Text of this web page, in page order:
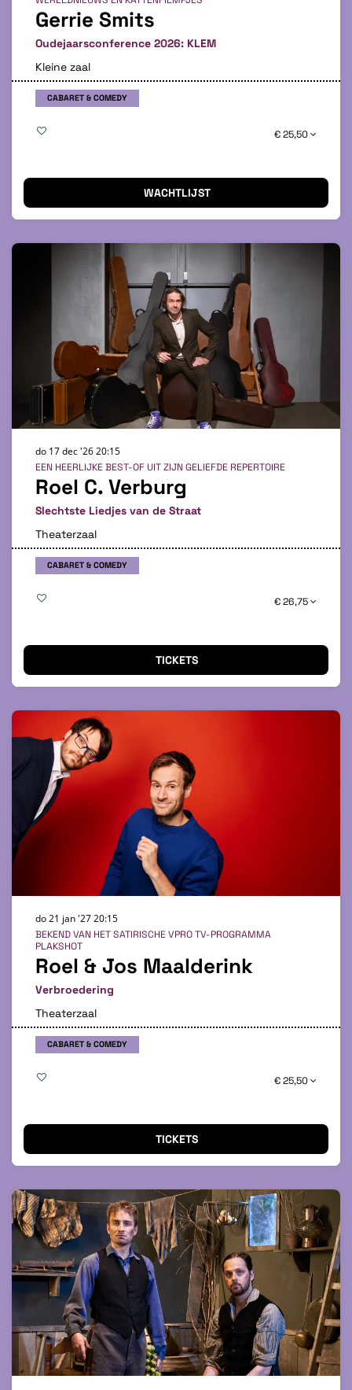
Gerrie Smits
Oudejaarsconference 2026: KLEM
Kleine zaal
CABARET & COMEDY
€ 25,50
WACHTLIJST
Roel C. Verburg
Slechtste Liedjes van de Straat
EEN HEERLIJKE BEST-OF UIT ZIJN GELIEFDE REPERTOIRE
do 17 dec '2620:15
Theaterzaal
CABARET & COMEDY
€ 26,75
TICKETS
Roel & Jos Maalderink
Verbroedering
BEKEND VAN HET SATIRISCHE VPRO TV-PROGRAMMA
PLAKSHOT
do 21 jan '2720:15
Theaterzaal
CABARET & COMEDY
€ 25,50
TICKETS